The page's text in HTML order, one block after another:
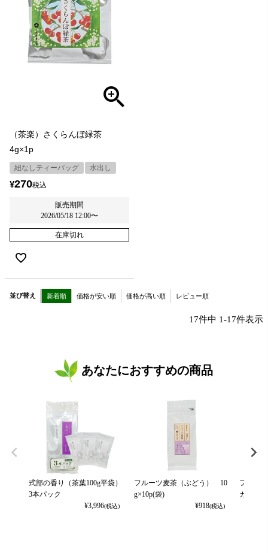
（茶楽）さくらんぼ緑茶
4g×1p
紐なしティーバッグ 水出し
¥270税込
販売期間
2026/05/18 12:00〜
在庫切れ
並び替え 新着順 価格が安い順 価格が高い順 レビュー順
17件中 1-17件表示
あなたにおすすめの商品
式部の香り（茶葉100g平袋）
3本パック
¥3,996(税込)
フルーツ麦茶（ぶどう） 10
g×10p(袋)
¥918(税込)
フルー
カット